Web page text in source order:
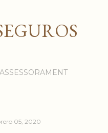
05, 2020